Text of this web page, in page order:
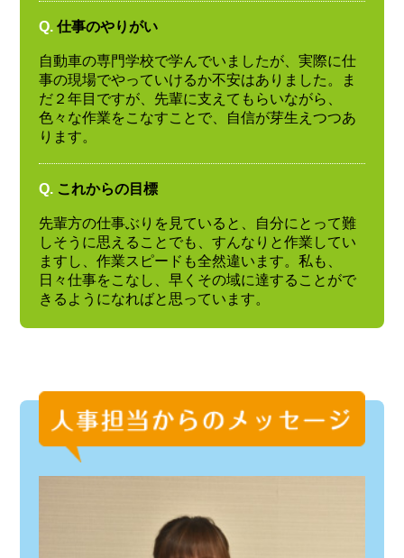
Q. 仕事のやりがい
自動車の専門学校で学んでいましたが、実際に仕
事の現場でやっていけるか不安はありました。ま
だ２年目ですが、先輩に支えてもらいながら、
色々な作業をこなすことで、自信が芽生えつつあ
ります。
Q. これからの目標
先輩方の仕事ぶりを見ていると、自分にとって難
しそうに思えることでも、すんなりと作業してい
ますし、作業スピードも全然違います。私も、
日々仕事をこなし、早くその域に達することがで
きるようになればと思っています。